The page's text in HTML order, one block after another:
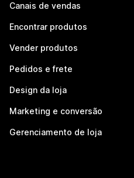
Canais de vendas
Encontrar produtos
Vender produtos
Pedidos e frete
Design da loja
Marketing e conversão
Gerenciamento de loja